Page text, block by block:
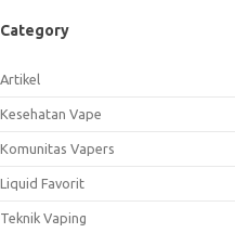
Category
Artikel
Kesehatan Vape
Komunitas Vapers
Liquid Favorit
Teknik Vaping